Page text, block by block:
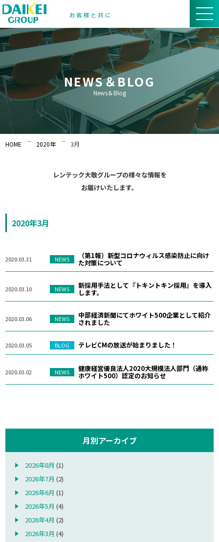
NEWS＆BLOG
News＆Blog
HOME 2020年 3月
レンテック大敬グループの様々な情報を
お届けいたします。
2020年3月
2020.03.31 NEWS （第1報）新型コロナウィルス感染防止に向け
た対策について
2020.03.10 NEWS 新採用手法として『トキントキン採用』を導入
します。
2020.03.06 NEWS 中部経済新聞にてホワイト500企業として紹介
されました
2020.03.05 BLOG テレビCMの放送が始まりました！
2020.03.02 NEWS 健康経営優良法人2020大規模法人部門（通称
ホワイト500）認定のお知らせ
月別アーカイブ
2026年8月 (1)
2026年7月 (2)
2026年6月 (1)
2026年5月 (4)
2026年4月 (2)
2026年3月 (4)